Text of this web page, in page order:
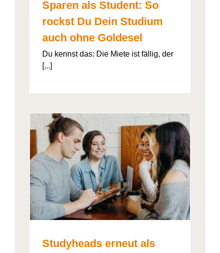
Sparen als Student: So
rockst Du Dein Studium
auch ohne Goldesel
Du kennst das: Die Miete ist fällig, der
[...]
Studyheads erneut als